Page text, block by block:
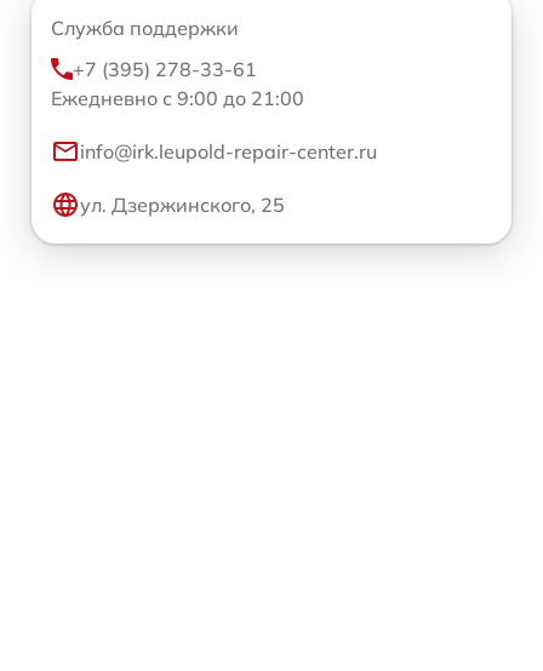
Служба поддержки
+7 (395) 278-33-61
Ежедневно с 9:00 до 21:00
info@irk.leupold-repair-center.ru
ул. Дзержинского, 25